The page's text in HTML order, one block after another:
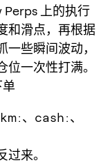
Perps 上的执行
和滑点，再根据
些瞬间波动，
一次性打满。
km:、 cash:、
来。